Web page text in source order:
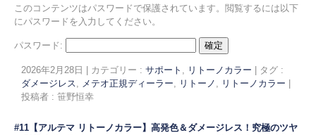
このコンテンツはパスワードで保護されています。閲覧するには以下
にパスワードを入力してください。
パスワード:
2026年2月28日 カテゴリー : サポート , リトーノカラー
タグ :
ダメージレス, メテオ正規ディーラー, リトーノ , リトーノカラー
投稿者 : 笹野恒幸
#11【アルテマ リトーノカラー】高発色＆ダメージレス！究極のツヤ